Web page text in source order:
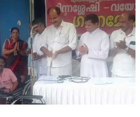
വാർഷിക ദുരിതാശ്വാസത്തിൽ നിന്ന്
മാറണം: ദിയ ബിനു
ജല വിതരണം പുനസ്ഥാപിക്കൽ
മുൻ വികാരിമാരുടെയും
സംഗമം